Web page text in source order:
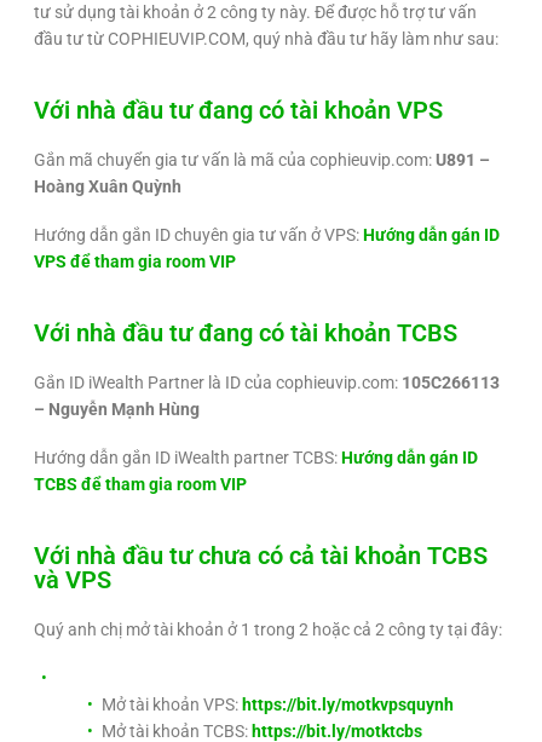
tư sử dụng tài khoản ở 2 công ty này. Để được hỗ trợ tư vấn
đầu tư từ COPHIEUVIP.COM, quý nhà đầu tư hãy làm như sau:
Với nhà đầu tư đang có tài khoản VPS
Gắn mã chuyển gia tư vấn là mã của cophieuvip.com:U891 –
Hoàng Xuân Quỳnh
Hướng dẫn gắn ID chuyên gia tư vấn ở VPS:Hướng dẫn gán ID
VPS để tham gia room VIP
Với nhà đầu tư đang có tài khoản TCBS
Gắn ID iWealth Partner là ID của cophieuvip.com: 105C266113
– Nguyễn Mạnh Hùng
Hướng dẫn gắn ID iWealth partner TCBS:Hướng dẫn gán ID
TCBS để tham gia room VIP
Với nhà đầu tư chưa có cả tài khoản TCBS
và VPS
Quý anh chị mở tài khoản ở 1 trong 2 hoặc cả 2 công ty tại đây:
Mở tài khoản VPS: https://bit.ly/motkvpsquynh
Mở tài khoản TCBS: https://bit.ly/motktcbs